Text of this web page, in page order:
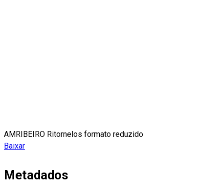
AMRIBEIRO Ritornelos formato reduzido
Baixar
Metadados